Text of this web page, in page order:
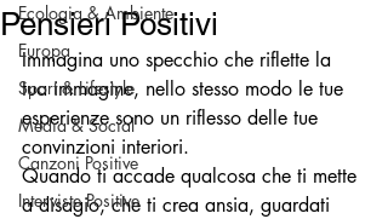
Ecologia & Ambiente
Europa
Sport & Lifestyle
Media & Social
Canzoni Positive
Interviste Positive
Pensieri Positivi
Immagina uno specchio che riflette la
tua immagine, nello stesso modo le tue
esperienze sono un riflesso delle tue
convinzioni interiori.
Quando ti accade qualcosa che ti mette
a disagio, che ti crea ansia, guardati